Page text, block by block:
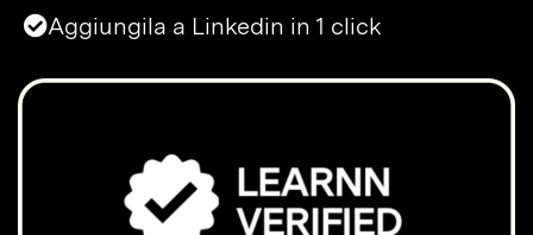
Aggiungila a Linkedin in 1 click